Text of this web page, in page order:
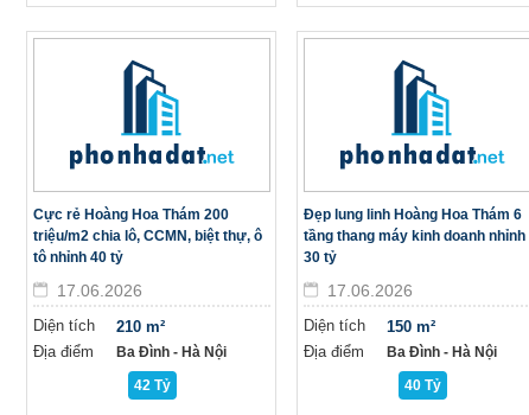
Cực rẻ Hoàng Hoa Thám 200
triệu/m2 chia lô, CCMN, biệt thự, ô
tô nhỉnh 40 tỷ
17.06.2026
Diện tích
Địa điểm
210 m²
Ba Đình - Hà Nội
42 Tỷ
Đẹp lung linh Hoàng Hoa Thám 6
tầng thang máy kinh doanh nhỉnh
30 tỷ
17.06.2026
Diện tích
Địa điểm
150 m²
Ba Đình - Hà Nội
40 Tỷ